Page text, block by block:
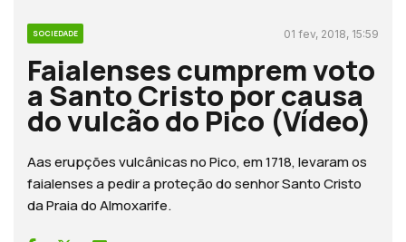
SOCIEDADE 01 fev, 2018, 15:59
Faialenses cumprem voto
a Santo Cristo por causa
do vulcão do Pico (Vídeo)
Aas erupções vulcânicas no Pico, em 1718, levaram os
faialenses a pedir a proteção do senhor Santo Cristo
da Praia do Almoxarife.